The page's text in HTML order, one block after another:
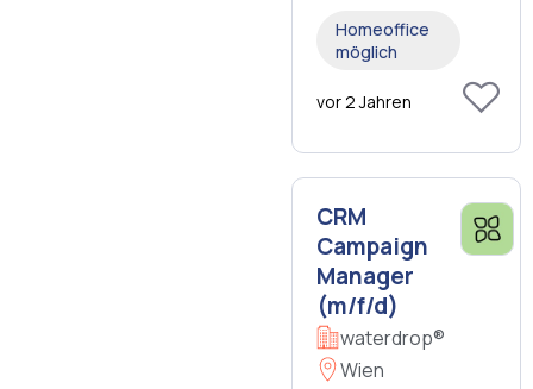
Homeoffice
möglich
vor 2 Jahren
CRM
Campaign
Manager
(m/f/d)
waterdrop®
Wien